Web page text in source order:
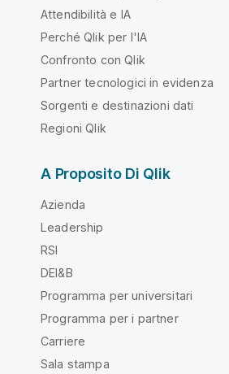
Attendibilità e IA
Perché Qlik per l'IA
Confronto con Qlik
Partner tecnologici in evidenza
Sorgenti e destinazioni dati
Regioni Qlik
A Proposito Di Qlik
Azienda
Leadership
RSI
DEI&B
Programma per universitari
Programma per i partner
Carriere
Sala stampa